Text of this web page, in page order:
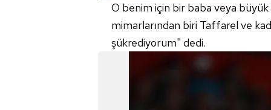
O benim için bir baba veya büyük
mimarlarından biri Taffarel ve
şükrediyorum" dedi.